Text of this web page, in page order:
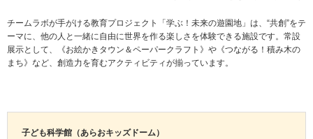
チームラボが手がける教育プロジェクト「学ぶ！未来の遊園地」は、“共創”をテ
ーマに、他の人と一緒に自由に世界を作る楽しさを体験できる施設です。常設
展示として、《お絵かきタウン＆ペーパークラフト》や《つながる！積み木の
まち》など、創造力を育むアクティビティが揃っています。
子ども科学館（あらおキッズドーム）